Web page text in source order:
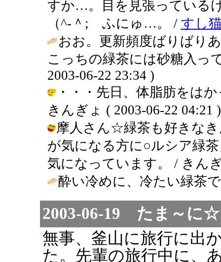
すか…。目を見張っている
（^-＾; ふにゅ…。 / すし
おお。更新頻度ばりばり
こっちの緑茶には砂糖入っ
2003-06-22 23:34 )
・・・先日、体脂肪をは
きんぎょ ( 2003-06-22 04:21 )
摩人さん☆緑茶も好きな
が気になる方に○ルシア緑
気になっています。 / きん
酔い冷めに、冷たい緑茶
2003-06-19 たま～に
無事、釜山に旅行に出
た。先輩の旅行中に、